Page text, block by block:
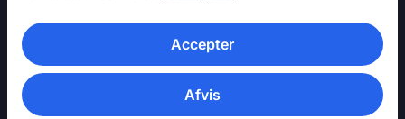
Accepter
Afvis
Hjælp
Opdag
VPN-APPS